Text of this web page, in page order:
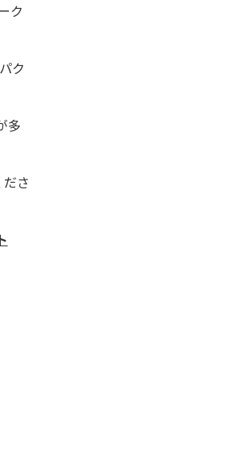
ク
ク
多
さ